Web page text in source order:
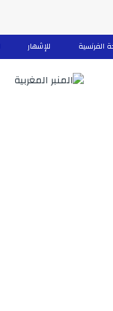
للإشهار الفرنسية